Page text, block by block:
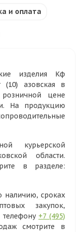
и оплата
изделия Кф
(10) азовская в
цене
На продукцию
курьерской
области.
в разделе:
сроках
закупок,
телефону +7 (495)
смотрите в